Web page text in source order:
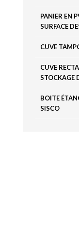
PANIER EN
SURFACE
CUVE
CUVE
STOCKAGE
BOITE
SISCO